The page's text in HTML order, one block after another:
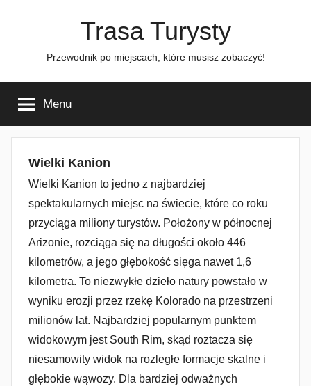
Trasa Turysty
Przewodnik po miejscach, które musisz zobaczyć!
Menu
Wielki Kanion
Wielki Kanion to jedno z najbardziej
spektakularnych miejsc na świecie, które co roku
przyciąga miliony turystów. Położony w północnej
Arizonie, rozciąga się na długości około 446
kilometrów, a jego głębokość sięga nawet 1,6
kilometra. To niezwykłe dzieło natury powstało w
wyniku erozji przez rzekę Kolorado na przestrzeni
milionów lat. Najbardziej popularnym punktem
widokowym jest South Rim, skąd roztacza się
niesamowity widok na rozległe formacje skalne i
głębokie wąwozy. Dla bardziej odważnych